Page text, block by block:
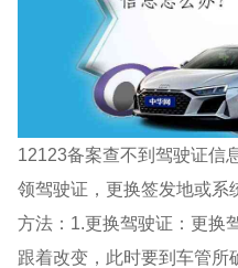
12123备案查不到驾驶证信
领驾驶证，更换签发地或系
方法：1.更换驾驶证：更换
跟着改变，此时要到车管所